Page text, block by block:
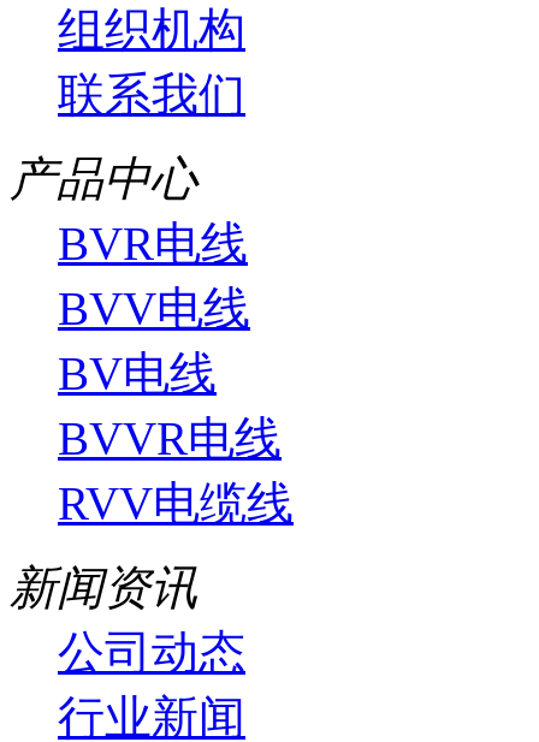
组织机构
联系我们
产品中心
BVR电线
BVV电线
BV电线
BVVR电线
RVV电缆线
新闻资讯
公司动态
行业新闻